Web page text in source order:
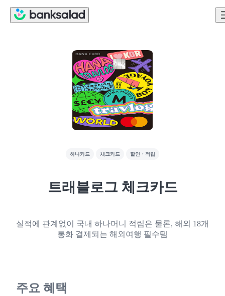
하나카드 체크카드 할인・적립
트래블로그 체크카드
실적에 관계없이 국내 하나머니 적립은 물론, 해외 18개
통화 결제되는 해외여행 필수템
주요 혜택